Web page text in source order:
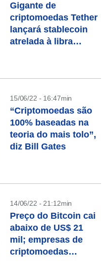
Gigante de
criptomoedas Tether
lançará stablecoin
atrelada à libra
15/06/22 - 16:47min
“Criptomoedas são
100% baseadas na
teoria do mais tolo”,
diz Bill Gates
14/06/22 - 21:12min
Preço do Bitcoin cai
abaixo de US$ 21
mil; empresas de
criptomoedas